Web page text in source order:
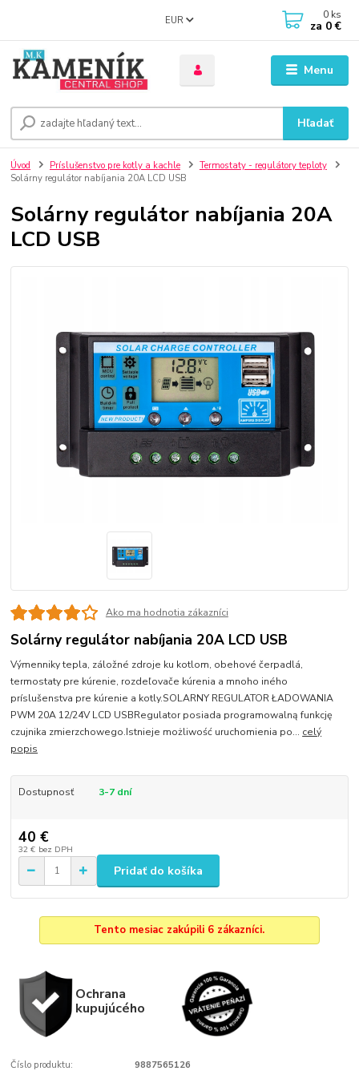
Menu
EUR
Hľadať
0 ks
za 0 €
Úvod Príslušenstvo pre kotly a kachle
Termostaty - regulátory teploty
Solárny regulátor nabíjania 20A LCD USB
Solárny regulátor nabíjania 20A
LCD USB
Ako ma hodnotia zákazníci
Solárny regulátor nabíjania 20A LCD USB
Výmenniky tepla, záložné zdroje ku kotlom, obehové čerpadlá,
termostaty pre kúrenie, rozdeľovače kúrenia a mnoho iného
príslušenstva pre kúrenie a kotly.SOLARNY REGULATOR ŁADOWANIA
PWM 20A 12/24V LCD USBRegulator posiada programowalną funkcję
czujnika zmierzchowego.Istnieje możliwość uruchomienia po... celý
popis
Dostupnosť 3-7 dní
40 €
32 € bez DPH
Pridať do košíka
Tento mesiac zakúpili 6 zákazníci.
Ochrana
kupujúcého
Číslo produktu: 9887565126